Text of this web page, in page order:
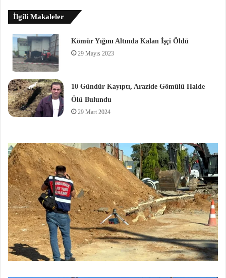
İlgili Makaleler
Kömür Yığını Altında Kalan İşçi Öldü
29 Mayıs 2023
10 Gündür Kayıptı, Arazide Gömülü Halde
Ölü Bulundu
29 Mart 2024